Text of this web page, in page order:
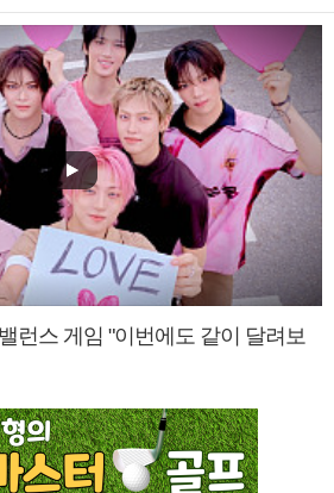
런스 게임 "이번에도 같이 달려보